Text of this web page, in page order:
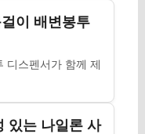
이 배변봉투
디스펜서가 함께 제
있는 나일론 사